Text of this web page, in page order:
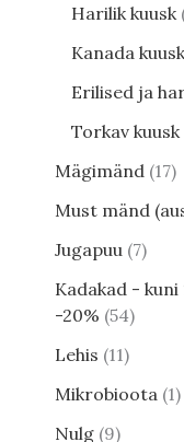
Harilik kuusk
Kanada kuusk
Erilised ja
Torkav kuusk
Mägimänd 17
Must mänd
Jugapuu 7
Kadakad - kuni
-20% 54
Lehis 11
Mikrobioota 1
Nulg 9